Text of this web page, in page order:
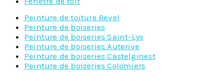
Peinture de toiture Revel
Peinture de boiseries
Peinture de boiseries Saint-Lys
Peinture de boiseries Auterive
Peinture de boiseries Castelginest
Peinture de boiseries Colomiers